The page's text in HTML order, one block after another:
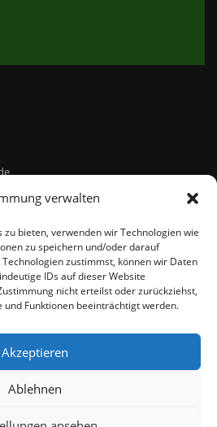
verwalten
bieten, verwenden wir Technologien wie
zu speichern und/oder darauf
zustimmst, können wir Daten
IDs auf dieser Website
nicht erteilst oder zurückziehst,
Funktionen beeinträchtigt werden.
Akzeptieren
Ablehnen
ALL RIGHTS RESERVED